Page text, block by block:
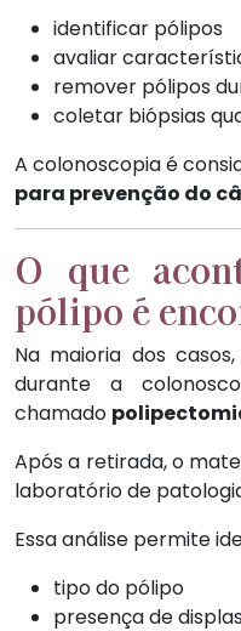
identificar pólipos
avaliar
remover pólipos
coletar biópsias
A colonoscopia é
para prevenção do
O que
pólipo é
Na maioria dos
durante a
chamado
Após a retirada, o
laboratório de
Essa análise permite
tipo do pólipo
presença de